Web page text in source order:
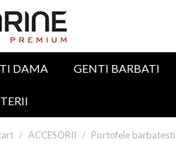
DAMA GENTI BARBATI
/ ACCESORII / Portofele barbatesti